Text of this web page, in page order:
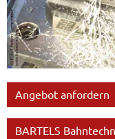
Angebot anfordern
BARTELS